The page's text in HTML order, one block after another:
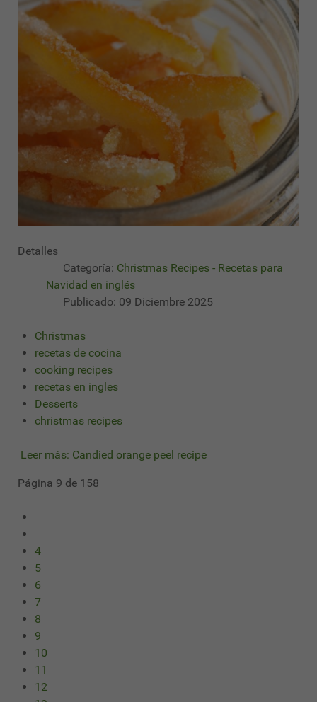
Detalles
Categoría: Christmas Recipes - Recetas para
Navidad en inglés
Publicado: 09 Diciembre 2025
Christmas
recetas de cocina
cooking recipes
recetas en ingles
Desserts
christmas recipes
Leer más: Candied orange peel recipe
Página 9 de 158
4
5
6
7
8
9
10
11
12